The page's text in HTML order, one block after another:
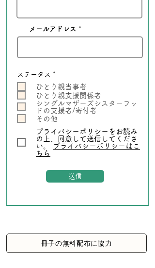
メールアドレス
ステータス *
項
目
ひとり親当事者
ひとり親支援関係者
シングルマザーズシスターフッ
ドの支援者/寄付者
その他
プライバシーポリシーをお読み
の上、同意して送信してくださ
い。
プライバシーポリシーはこ
ちら
送信
冊子の無料配布に協力